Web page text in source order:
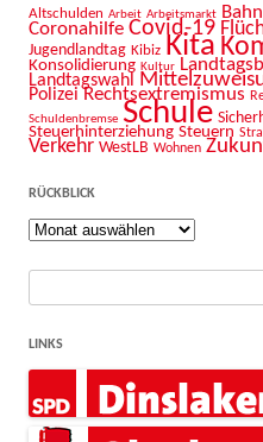
Altschulden Arbeit Arbeitsmarkt Bahn
Coronahilfe Covid-19
Jugendlandtag Kibiz Kita
Konsolidierung Kultur
Landtagswahl
Polizei Rechtsextremismus
Schuldenbremse Schule
Steuerhinterziehung Steuern
Verkehr WestLB Wohnen
RÜCKBLICK
Rückblick
Suche
LINKS